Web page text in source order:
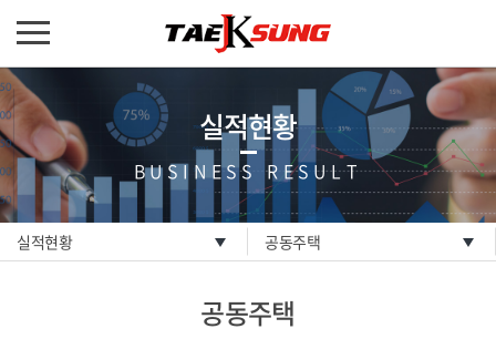
실적현황
BUSINESS RESULT
실적현황 공동주택
공동주택